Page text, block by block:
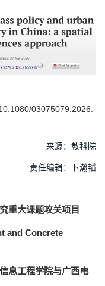
03075079.2026.
来源：教科院
责任编辑：卜瀚韬
重大课题攻关项目
and Concrete
息工程学院与广西电